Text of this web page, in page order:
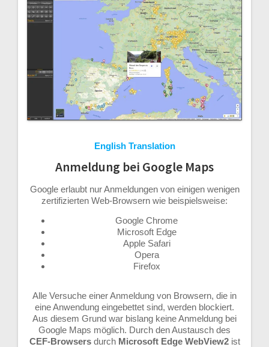
English Translation
Anmeldung bei Google Maps
Google erlaubt nur Anmeldungen von einigen wenigen
zertifizierten Web-Browsern wie beispielsweise:
Google Chrome
Microsoft Edge
Apple Safari
Opera
Firefox
Alle Versuche einer Anmeldung von Browsern, die in
eine Anwendung eingebettet sind, werden blockiert.
Aus diesem Grund war bislang keine Anmeldung bei
Google Maps möglich. Durch den Austausch des
CEF-Browsersdurch Microsoft Edge WebView2ist